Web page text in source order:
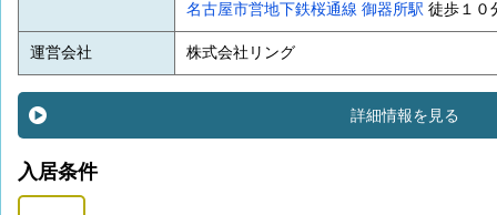
名古屋市営地下鉄桜通線 御器所駅 徒歩１０
運営会社 株式会社リング
詳細情報を見る
入居条件